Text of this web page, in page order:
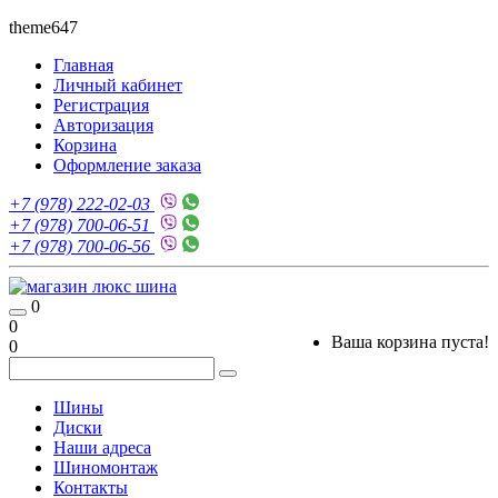
theme647
Главная
Личный кабинет
Регистрация
Авторизация
Корзина
Оформление заказа
+7 (978) 222-02-03
+7 (978) 700-06-51
+7 (978) 700-06-56
0
Ваша корзина пуста!
0
0
Шины
Диски
Наши адреса
Шиномонтаж
Контакты